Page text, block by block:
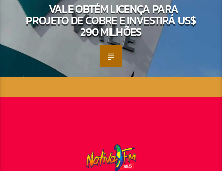
VALE OBTÉM LICENÇA PARA
PROJETO DE COBRE E INVESTIRÁ US$
290 MILHÕES